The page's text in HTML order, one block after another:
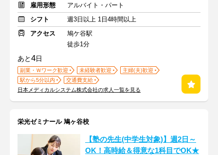
雇用形態
アルバイト・パート
シフト
週3日以上 1日4時間以上
アクセス
鳩ケ谷駅
徒歩1分
あと4日
副業・Ｗワーク歓迎 未経験者歓迎
主婦(夫)歓迎
駅から5分以内
交通費支給
日本メディカルシステム株式会社の求人一覧を見る
栄光ゼミナール 鳩ヶ谷校
【塾の先生(中学生対象)】週2日～
OK！高時給＆得意な1科目でOK★